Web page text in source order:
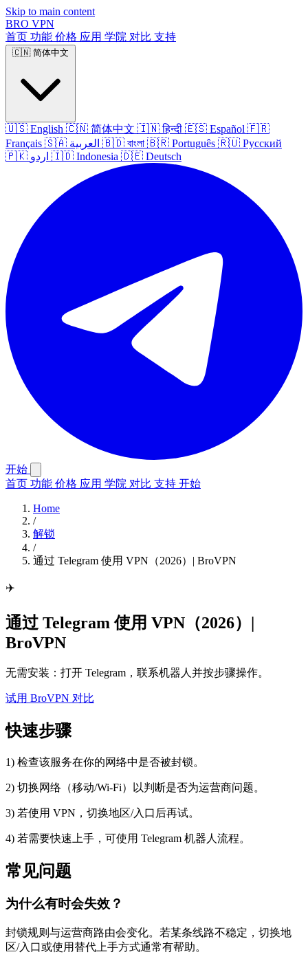
Skip to main content
BRO VPN
首页 功能 价格 应用 学院 对比 支持
🇨🇳 简体中文
🇺🇸 English 🇨🇳 简体中文 🇮🇳 हिन्दी 🇪🇸 Español 🇫🇷
Français 🇸🇦 العربية 🇧🇩 বাংলা 🇧🇷 Português 🇷🇺 Русский
🇵🇰 اردو 🇮🇩 Indonesia 🇩🇪 Deutsch
开始
首页 功能 价格 应用 学院 对比 支持 开始
Home
/
解锁
/
通过 Telegram 使用 VPN（2026）| BroVPN
✈️
通过 Telegram 使用 VPN（2026）|
BroVPN
无需安装：打开 Telegram，联系机器人并按步骤操作。
试用 BroVPN 对比
快速步骤
1) 检查该服务在你的网络中是否被封锁。
2) 切换网络（移动/Wi‑Fi）以判断是否为运营商问题。
3) 若使用 VPN，切换地区/入口后再试。
4) 若需要快速上手，可使用 Telegram 机器人流程。
常见问题
为什么有时会失效？
封锁规则与运营商路由会变化。若某条线路不稳定，切换地
区/入口或使用替代上手方式通常有帮助。